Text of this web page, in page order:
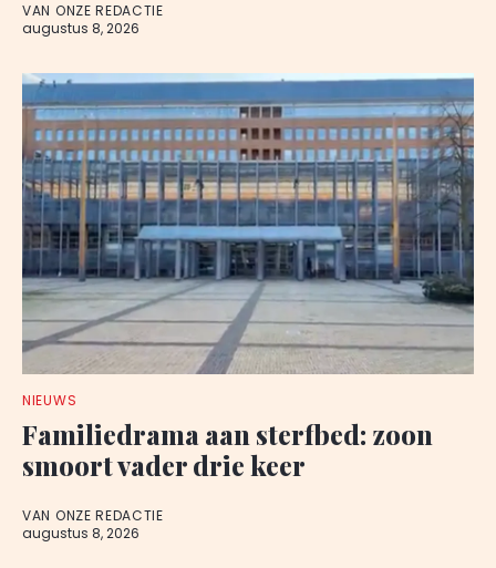
VAN ONZE REDACTIE
augustus 8, 2026
NIEUWS
Familiedrama aan sterfbed: zoon
smoort vader drie keer
VAN ONZE REDACTIE
augustus 8, 2026